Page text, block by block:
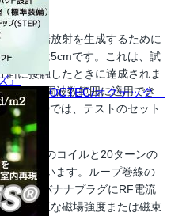
』
OCTEC/オクテック
波磁場放射を生成するために
の距離は5cmです。これは、試
に接触したときに達成されま
KHzの周波数範囲に適用でき
ョン5.20では、テストのセット
います。
径12cmのコイルと20ターンの
されています。ループ巻線の
、入力バナナプラグにRF電流
面に垂直な磁場強度または磁束